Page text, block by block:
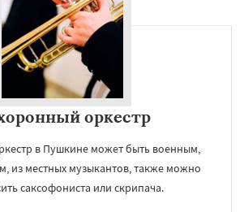
оркестр
в Пушкине может быть военным,
из местных музыкантов, также можно
саксофониста или скрипача.